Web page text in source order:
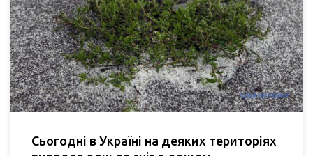
Сьогодні в Україні на деяких територіях